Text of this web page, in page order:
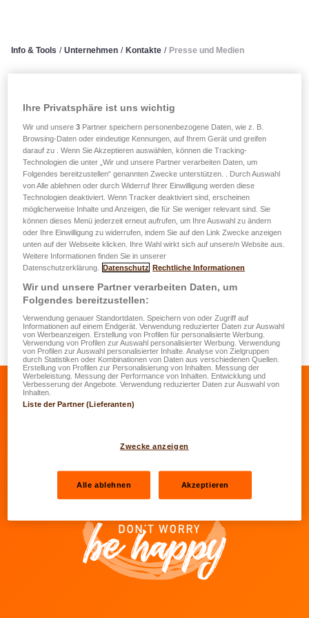
Info & Tools / Unternehmen / Kontakte / Presse und Medien
Kontaktieren Sie die Abteilung Marketing &
Kommunikation
Maud Lamborelle
Head of Marketing and Communication
Tel. : +352 4761-6505
Email :maud.lamborelle@lalux.lu
Ralph Zeimet
Tel. : +352 4761-6860
Zum Facebook von LALUX gehen
Unsere Agenten
Ihre Privatsphäre ist uns wichtig
Wir und unsere3 Partner speichern personenbezogene Daten, wie z. B.
Browsing-Daten oder eindeutige Kennungen, auf Ihrem Gerät und greifen
darauf zu . Wenn Sie Akzeptieren auswählen, können die Tracking-
Technologien die unter „Wir und unsere Partner verarbeiten Daten, um
Folgendes bereitzustellen“ genannten Zwecke unterstützen. . Durch Auswahl
von Alle ablehnen oder durch Widerruf Ihrer Einwilligung werden diese
Technologien deaktiviert. Wenn Tracker deaktiviert sind, erscheinen
möglicherweise Inhalte und Anzeigen, die für Sie weniger relevant sind. Sie
können dieses Menü jederzeit erneut aufrufen, um Ihre Auswahl zu ändern
oder Ihre Einwilligung zu widerrufen, indem Sie auf den Link Zwecke anzeigen
unten auf der Webseite klicken. Ihre Wahl wirkt sich auf unsere/n Website aus.
Weitere Informationen finden Sie in unserer
Datenschutzerklärung.
Datenschutz Rechtliche Informationen
Wir und unsere Partner verarbeiten Daten, um
Folgendes bereitzustellen:
Verwendung genauer Standortdaten. Speichern von oder Zugriff auf
Informationen auf einem Endgerät. Verwendung reduzierter Daten zur Auswahl
von Werbeanzeigen. Erstellung von Profilen für personalisierte Werbung.
Verwendung von Profilen zur Auswahl personalisierter Werbung. Verwendung
von Profilen zur Auswahl personalisierter Inhalte. Analyse von Zielgruppen
durch Statistiken oder Kombinationen von Daten aus verschiedenen Quellen.
Erstellung von Profilen zur Personalisierung von Inhalten. Messung der
Werbeleistung. Messung der Performance von Inhalten. Entwicklung und
Verbesserung der Angebote. Verwendung reduzierter Daten zur Auswahl von
Inhalten.
Liste der Partner (Lieferanten)
Zwecke anzeigen
Alle ablehnen Akzeptieren